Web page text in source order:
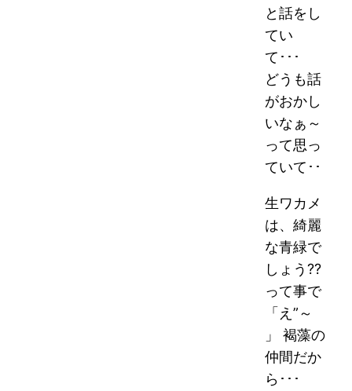
と話をし
てい
て･･･
どうも話
がおかし
いなぁ～
って思っ
ていて･･
生ワカメ
は、綺麗
な青緑で
しょう??
って事で
「え”～
」 褐藻の
仲間だか
ら･･･